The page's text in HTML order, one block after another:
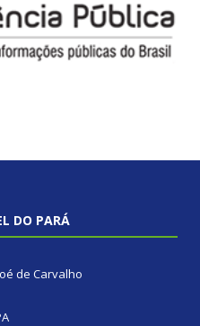
DO PARÁ
de Carvalho